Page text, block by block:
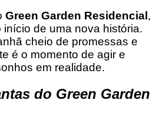
Green Garden Residencial ,
de uma nova história.
cheio de promessas e
é o momento de agir e
em realidade.
do Green Garden